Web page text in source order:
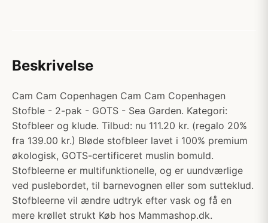
Beskrivelse
Cam Cam Copenhagen Cam Cam Copenhagen
Stofble - 2-pak - GOTS - Sea Garden. Kategori:
Stofbleer og klude. Tilbud: nu 111.20 kr. (regalo 20%
fra 139.00 kr.) Bløde stofbleer lavet i 100% premium
økologisk, GOTS-certificeret muslin bomuld.
Stofbleerne er multifunktionelle, og er uundværlige
ved puslebordet, til barnevognen eller som sutteklud.
Stofbleerne vil ændre udtryk efter vask og få en
mere krøllet strukt Køb hos Mammashop.dk.